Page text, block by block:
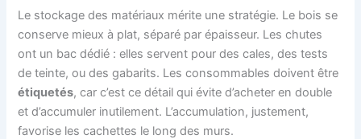
Le stockage des matériaux mérite une stratégie. Le bois se
conserve mieux à plat, séparé par épaisseur. Les chutes
ont un bac dédié : elles servent pour des cales, des tests
de teinte, ou des gabarits. Les consommables doivent être
étiquetés, car c’est ce détail qui évite d’acheter en double
et d’accumuler inutilement. L’accumulation, justement,
favorise les cachettes le long des murs.